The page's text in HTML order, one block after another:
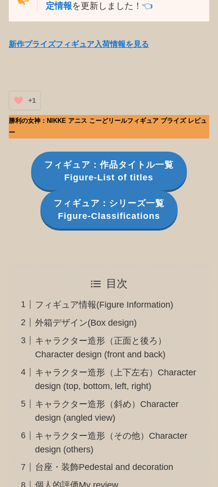
定情報を更新しました！👈️
新作プライズフィギュア入荷情報を見る
+1
勝利の女神：NIKKE アニス こーどリールフィギュア プライズ レビュ
ー
フィギュア：作品タイトル一覧
Figure-List of titles
フィギュア：シリーズ一覧
Figure-Classifications
目次
フィギュア情報(Figure Information)
外箱デザイン(Box design)
キャラクター造形（正面と後ろ）
Character design (front and back)
キャラクター造形（上下左右）Character
design (top, bottom, left, right)
キャラクター造形（斜め）Character
design (angled view)
キャラクター造形（その他）Character
design (others)
台座・装飾Pedestal and decoration